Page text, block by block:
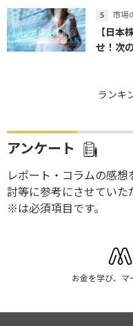
市場
【日
せ！次
ランキ
アンケート
レポート・コラムの感
討等に参考にさせていた
※は必須項目です。
お金を学び、マ